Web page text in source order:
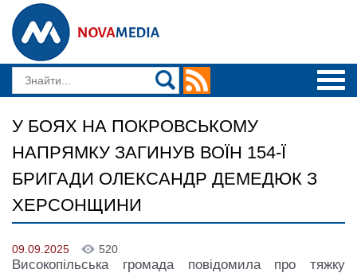
У БОЯХ НА ПОКРОВСЬКОМУ
НАПРЯМКУ ЗАГИНУВ ВОЇН 154-Ї
БРИГАДИ ОЛЕКСАНДР ДЕМЕДЮК З
ХЕРСОНЩИНИ
09.09.2025 520
Високопільська громада повідомила про тяжку